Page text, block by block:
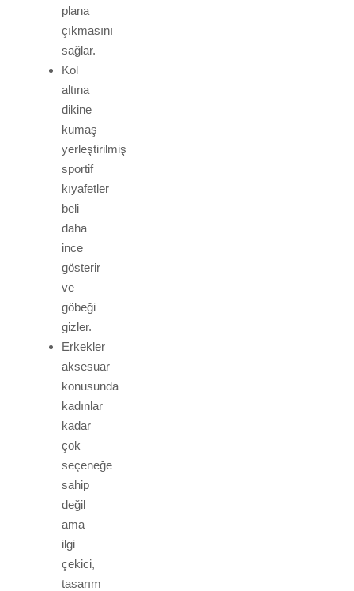
plana
çıkmasını
sağlar.
Kol
altına
dikine
kumaş
yerleştirilmiş
sportif
kıyafetler
beli
daha
ince
gösterir
ve
göbeği
gizler.
Erkekler
aksesuar
konusunda
kadınlar
kadar
çok
seçeneğe
sahip
değil
ama
ilgi
çekici,
tasarım